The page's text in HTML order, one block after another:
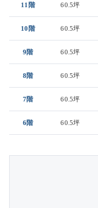
11階 60.5坪
10階 60.5坪
9階 60.5坪
8階 60.5坪
7階 60.5坪
6階 60.5坪